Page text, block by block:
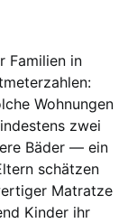
Familien in
Wohnungen
zwei
Bäder — ein
schätzen
Matratze
Kinder ihr